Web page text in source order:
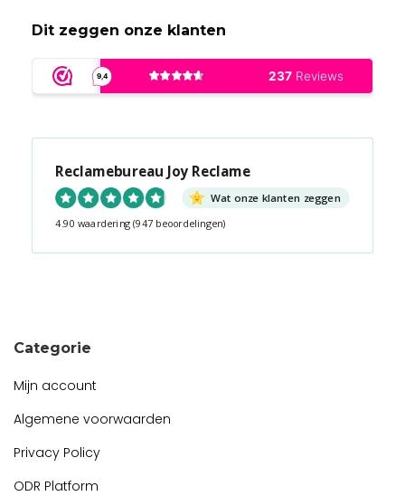
Dit zeggen onze klanten
Reclamebureau Joy Reclame
Wat onze klanten zeggen
4.90 waardering (947 beoordelingen)
Categorie
Mijn account
Algemene voorwaarden
Privacy Policy
ODR Platform